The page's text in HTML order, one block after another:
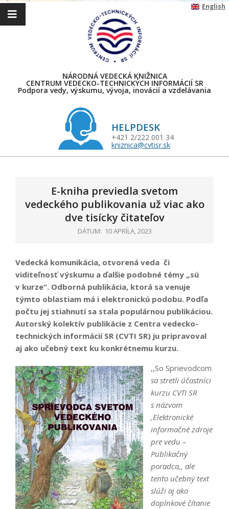
Skip
English
NÁRODNÁ VEDECKÁ KNIŽNICA
CENTRUM VEDECKO-TECHNICKÝCH INFORMÁCIÍ SR
Podpora vedy, výskumu, vývoja, inovácií a vzdelávania
HELPDESK
+421 2/222 001 34
kniznica@cvtisr.sk
E-kniha previedla svetom
vedeckého publikovania už viac ako
dve tisícky čitateľov
DÁTUM: 10 APRÍLA, 2023
Vedecká komunikácia, otvorená veda či
viditeľnosť výskumu a ďalšie podobné témy „sú
v kurze“. Odborná publikácia, ktorá sa venuje
týmto oblastiam má i elektronickú podobu. Podľa
počtu jej stiahnutí sa stala populárnou publikáciou.
Autorský kolektív publikácie z Centra vedecko-
technických informácií SR (CVTI SR) ju pripravoval
aj ako učebný text ku konkrétnemu kurzu.
,,So Sprievodcom
sa stretli účastníci
kurzu CVTI SR
s názvom
‚Elektronické
informačné zdroje
pre vedu –
Publikačný
poradca‚, ale
tento učebný text
slúži aj ako
doplnkové čítanie